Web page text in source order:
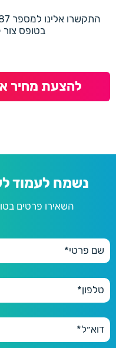
בטופס
להצעת מחיר
נשמח לעמוד
השאירו פרטים